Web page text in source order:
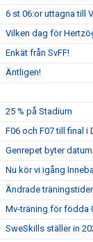
6 st 06:or uttagna till
Vilken dag för
Enkät från SvFF!
Äntligen!
25 % på Stadium
F06 och F07 till final i
Genrepet byter datum
Nu kör vi igång
Ändrade
Mv-träning för födda
SweSkills ställer in